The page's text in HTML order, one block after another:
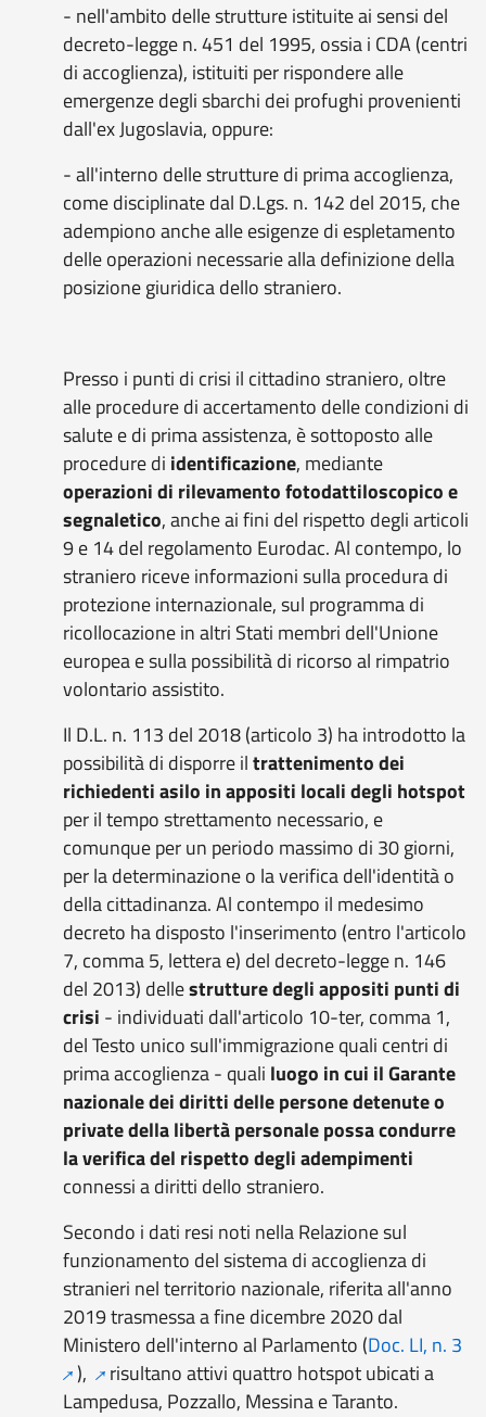
- nell'ambito delle strutture istituite ai sensi del
decreto-legge n. 451 del 1995, ossia i CDA (centri
di accoglienza), istituiti per rispondere alle
emergenze degli sbarchi dei profughi provenienti
dall'ex Jugoslavia, oppure:
- all'interno delle strutture di prima accoglienza,
come disciplinate dal D.Lgs. n. 142 del 2015, che
adempiono anche alle esigenze di espletamento
delle operazioni necessarie alla definizione della
posizione giuridica dello straniero.
Presso i punti di crisi il cittadino straniero, oltre
alle procedure di accertamento delle condizioni di
salute e di prima assistenza, è sottoposto alle
procedure di identificazione, mediante
operazioni di rilevamento fotodattiloscopico e
segnaletico, anche ai fini del rispetto degli articoli
9 e 14 del regolamento Eurodac. Al contempo, lo
straniero riceve informazioni sulla procedura di
protezione internazionale, sul programma di
ricollocazione in altri Stati membri dell'Unione
europea e sulla possibilità di ricorso al rimpatrio
volontario assistito.
Il D.L. n. 113 del 2018 (articolo 3) ha introdotto la
possibilità di disporre iltrattenimento dei
richiedenti asilo in appositi locali degli hotspot
per il tempo strettamento necessario, e
comunque per un periodo massimo di 30 giorni,
per la determinazione o la verifica dell'identità o
della cittadinanza. Al contempo il medesimo
decreto ha disposto l'inserimento (entro l'articolo
7, comma 5, lettera e) del decreto-legge n. 146
del 2013) dellestrutture degli appositi punti di
crisi - individuati dall'articolo 10-ter, comma 1,
del Testo unico sull'immigrazione quali centri di
prima accoglienza - quali luogo in cui il Garante
nazionale dei diritti delle persone detenute o
private della libertà personale possa condurre
la verifica del rispetto degli adempimenti
connessi a diritti dello straniero.
Secondo i dati resi noti nella Relazione sul
funzionamento del sistema di accoglienza di
stranieri nel territorio nazionale, riferita all'anno
2019 trasmessa a fine dicembre 2020 dal
Ministero dell'interno al Parlamento (Doc. LI, n. 3
),
risultano attivi quattro hotspot ubicati a
Lampedusa, Pozzallo, Messina e Taranto.